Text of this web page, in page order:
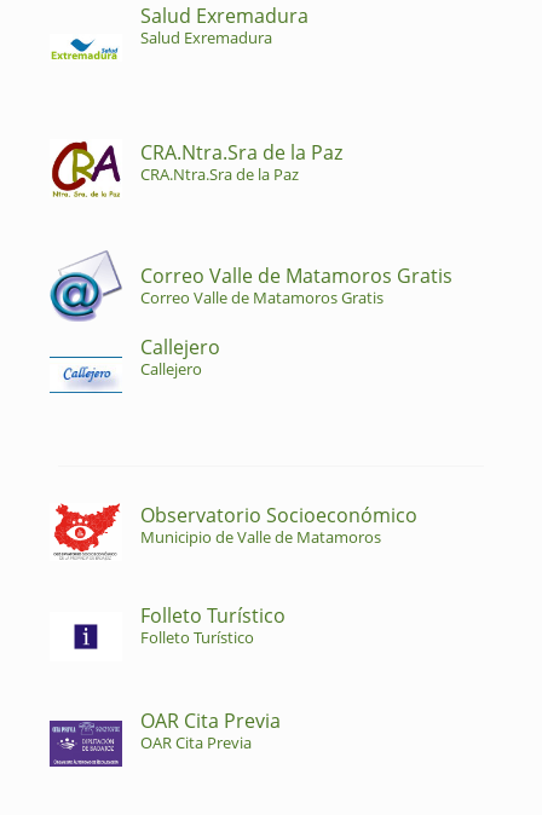
Salud Exremadura
Salud Exremadura
CRA.Ntra.Sra de la Paz
CRA.Ntra.Sra de la Paz
Correo Valle de Matamoros Gratis
Correo Valle de Matamoros Gratis
Callejero
Callejero
Observatorio Socioeconómico
Municipio de Valle de Matamoros
Folleto Turístico
Folleto Turístico
OAR Cita Previa
OAR Cita Previa